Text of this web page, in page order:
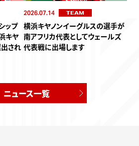
ップ
キヤ
され
2026.07.14 TEAM
横浜キヤノンイーグルスの選手が
南アフリカ代表としてウェールズ
代表戦に出場します
ニュース一覧